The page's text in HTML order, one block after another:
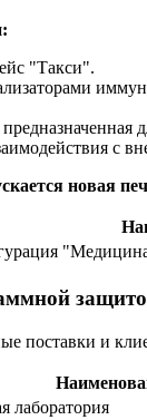
"Такси".
новая
поставки и
лаборатория